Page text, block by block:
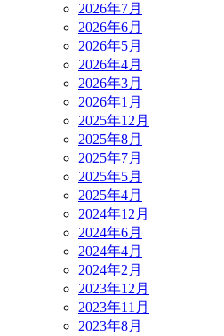
2026年7月
2026年6月
2026年5月
2026年4月
2026年3月
2026年1月
2025年12月
2025年8月
2025年7月
2025年5月
2025年4月
2024年12月
2024年6月
2024年4月
2024年2月
2023年12月
2023年11月
2023年8月